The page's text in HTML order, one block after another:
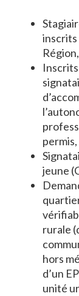
inscrits
Région,
permis,
jeune
rurale
hors
d’un
unité